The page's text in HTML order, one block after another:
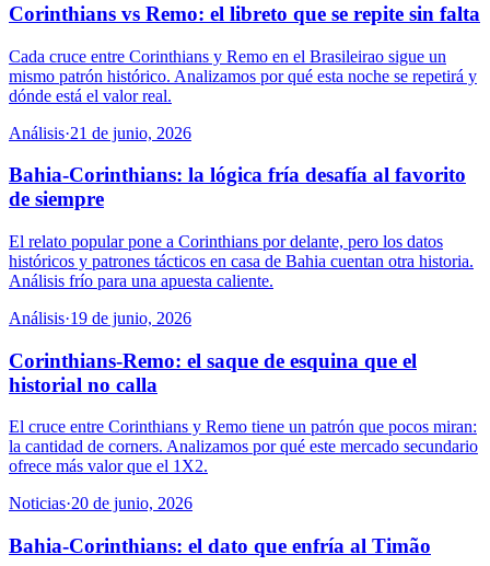
Corinthians vs Remo: el libreto que se repite sin falta
Cada cruce entre Corinthians y Remo en el Brasileirao sigue un
mismo patrón histórico. Analizamos por qué esta noche se repetirá y
dónde está el valor real.
Análisis·21 de junio, 2026
Bahia-Corinthians: la lógica fría desafía al favorito
de siempre
El relato popular pone a Corinthians por delante, pero los datos
históricos y patrones tácticos en casa de Bahia cuentan otra historia.
Análisis frío para una apuesta caliente.
Análisis·19 de junio, 2026
Corinthians-Remo: el saque de esquina que el
historial no calla
El cruce entre Corinthians y Remo tiene un patrón que pocos miran:
la cantidad de corners. Analizamos por qué este mercado secundario
ofrece más valor que el 1X2.
Noticias·20 de junio, 2026
Bahia-Corinthians: el dato que enfría al Timão